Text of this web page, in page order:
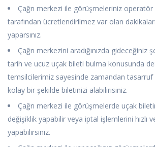
Çağrı merkezi ile görüşmeleriniz operatör
tarafından ücretlendirilmez var olan
yaparsınız.
Çağrı merkezini aradığınızda gideceğiniz
tarih ve ucuz uçak bileti bulma konusunda
temsilcilerimiz sayesinde zamandan tasarruf
kolay bir şekilde biletinizi alabilirisiniz.
Çağrı merkezi ile görüşmelerde uçak
değişiklik yapabilir veya iptal işlemlerini hızlı
yapabilirsiniz.